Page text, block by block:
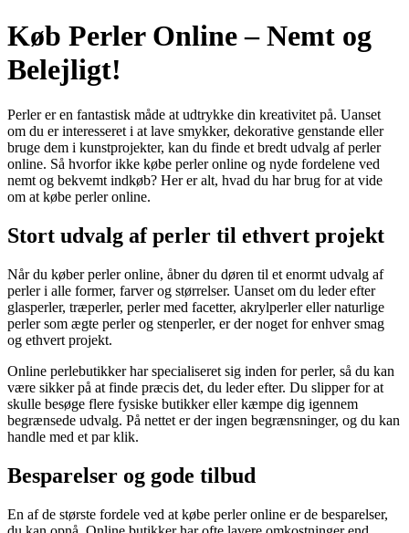
Køb Perler Online – Nemt og
Belejligt!
Perler er en fantastisk måde at udtrykke din kreativitet på. Uanset
om du er interesseret i at lave smykker, dekorative genstande eller
bruge dem i kunstprojekter, kan du finde et bredt udvalg af perler
online. Så hvorfor ikke købe perler online og nyde fordelene ved
nemt og bekvemt indkøb? Her er alt, hvad du har brug for at vide
om at købe perler online.
Stort udvalg af perler til ethvert projekt
Når du køber perler online, åbner du døren til et enormt udvalg af
perler i alle former, farver og størrelser. Uanset om du leder efter
glasperler, træperler, perler med facetter, akrylperler eller naturlige
perler som ægte perler og stenperler, er der noget for enhver smag
og ethvert projekt.
Online perlebutikker har specialiseret sig inden for perler, så du kan
være sikker på at finde præcis det, du leder efter. Du slipper for at
skulle besøge flere fysiske butikker eller kæmpe dig igennem
begrænsede udvalg. På nettet er der ingen begrænsninger, og du kan
handle med et par klik.
Besparelser og gode tilbud
En af de største fordele ved at købe perler online er de besparelser,